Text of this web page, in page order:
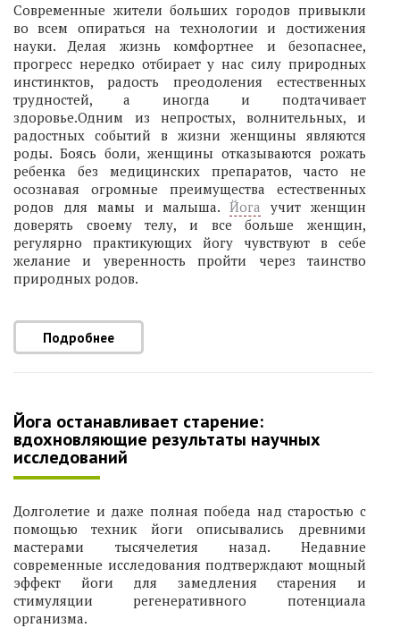
Современные жители больших городов привыкли
во всем опираться на технологии и достижения
науки. Делая жизнь комфортнее и безопаснее,
прогресс нередко отбирает у нас силу природных
инстинктов, радость преодоления естественных
трудностей, а иногда и подтачивает
здоровье.Одним из непростых, волнительных, и
радостных событий в жизни женщины являются
роды. Боясь боли, женщины отказываются рожать
ребенка без медицинских препаратов, часто не
осознавая огромные преимущества естественных
родов для мамы и малыша.Йога учит женщин
доверять своему телу, и все больше женщин,
регулярно практикующих йогу чувствуют в себе
желание и уверенность пройти через таинство
природных родов.
Подробнее
Йога останавливает старение:
вдохновляющие результаты научных
исследований
Долголетие и даже полная победа над старостью с
помощью техник йоги описывались древними
мастерами тысячелетия назад. Недавние
современные исследования подтверждают мощный
эффект йоги для замедления старения и
стимуляции регенеративного потенциала
организма.